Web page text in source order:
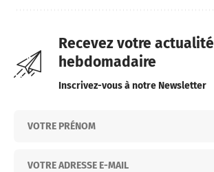
Recevez votre actualité
hebdomadaire
Inscrivez-vous à notre Newsletter